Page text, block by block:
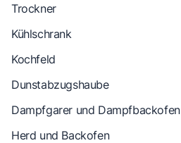
Trockner
Kühlschrank
Kochfeld
Dunstabzugshaube
Dampfgarer und Dampfbackofen
Herd und Backofen